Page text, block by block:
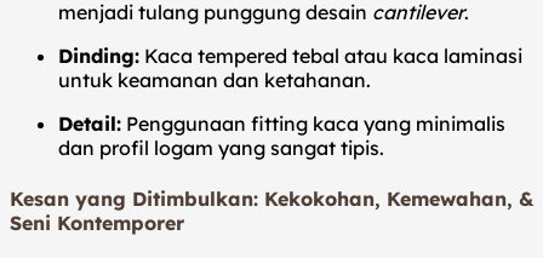
menjadi tulang punggung desain cantilever.
Dinding: Kaca tempered tebal atau kaca laminasi
untuk keamanan dan ketahanan.
Detail: Penggunaan fitting kaca yang minimalis
dan profil logam yang sangat tipis.
Kesan yang Ditimbulkan: Kekokohan, Kemewahan, &
Seni Kontemporer